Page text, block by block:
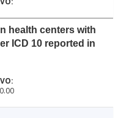
health centers with
ICD 10 reported in